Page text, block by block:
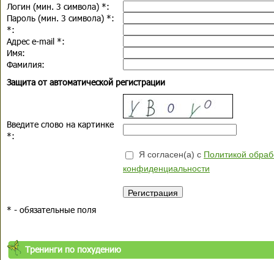
Логин (мин. 3 символа) *:
Пароль (мин. 3 символа) *:
*:
Адрес e-mail *:
Имя:
Фамилия:
Защита от автоматической регистрации
Введите слово на картинке
*:
Я согласен(а) с Политикой
конфиденциальности
* - обязательные поля
Тренинги по похудению